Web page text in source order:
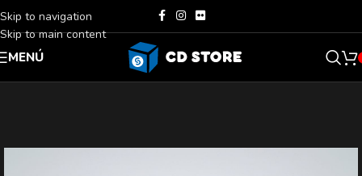
Skip to navigation
Skip to main content
MENÚ